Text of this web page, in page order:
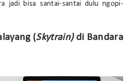
jadi bisa santai-santai dulu ngopi-
(Skytrain)di Bandara